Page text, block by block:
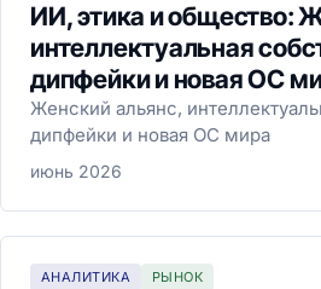
ИИ, этика и общество:
интеллектуальная
дипфейки и новая ОС
Женский альянс,
дипфейки и новая ОС мира
июнь 2026
АНАЛИТИКА РЫНОК